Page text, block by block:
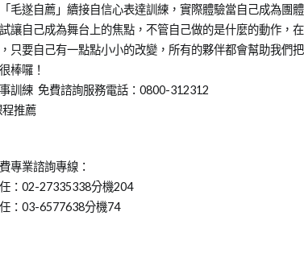
毛遂自薦」續接自信心表達訓練，實際體驗當自己成為團
讓自己成為舞台上的焦點，不管自己做的是什麼的動作，
只要自己有一點點小小的改變，所有的夥伴都會幫助我們
棒囉！
訓練 免費諮詢服務電話：0800-312312
推薦
專業諮詢專線：
：02-27335338分機204
：03-6577638分機74